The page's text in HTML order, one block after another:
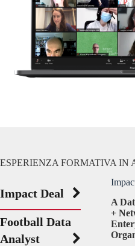
ESPERIENZA FORMATIVA IN
Impact Deal
Football Data
Analyst
A
+